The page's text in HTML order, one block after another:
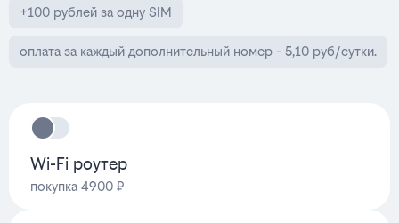
+100 рублей за одну SIM
оплата за каждый дополнительный номер - 5,10 руб/сутки.
Wi-Fi роутер
покупка 4900 ₽